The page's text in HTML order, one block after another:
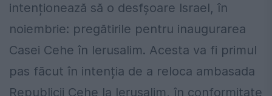
intenționează să o desfșoare Israel, în
noiembrie: pregătirile pentru inaugurarea
Casei Cehe în Ierusalim. Acesta va fi primul
pas făcut în intenția de a reloca ambasada
Republicii Cehe la Ierusalim, în conformitate